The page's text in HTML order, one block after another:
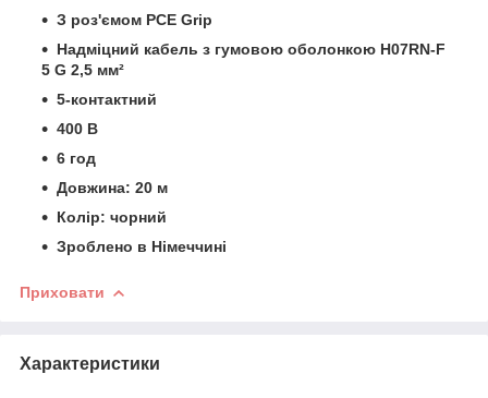
З роз'ємом PCE Grip
Надміцний кабель з гумовою оболонкою H07RN-F
5 G 2,5 мм²
5-контактний
400 В
6 год
Довжина: 20 м
Колір: чорний
Зроблено в Німеччині
Приховати
Характеристики